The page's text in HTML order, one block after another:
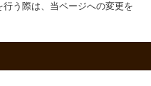
う際は、当ページへの変更を